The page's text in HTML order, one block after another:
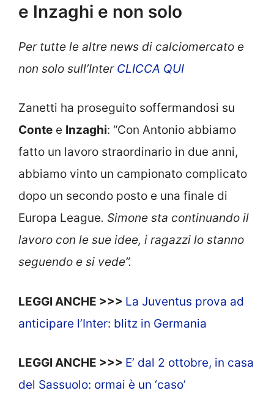
e Inzaghi e non solo
Per tutte le altre news di calciomercato e
non solo sull’InterCLICCA QUI
Zanetti ha proseguito soffermandosi su
Conte e Inzaghi: “Con Antonio abbiamo
fatto un lavoro straordinario in due anni,
abbiamo vinto un campionato complicato
dopo un secondo posto e una finale di
Europa League. Simone sta continuando il
lavoro con le sue idee, i ragazzi lo stanno
seguendo e si vede”.
LEGGI ANCHE >>> La Juventus prova ad
anticipare l’Inter: blitz in Germania
LEGGI ANCHE >>> E’ dal 2 ottobre, in casa
del Sassuolo: ormai è un ‘caso’